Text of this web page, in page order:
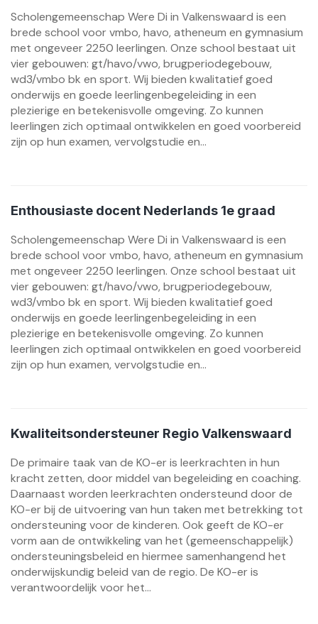
Scholengemeenschap Were Di in Valkenswaard is een
brede school voor vmbo, havo, atheneum en gymnasium
met ongeveer 2250 leerlingen. Onze school bestaat uit
vier gebouwen: gt/havo/vwo, brugperiodegebouw,
wd3/vmbo bk en sport. Wij bieden kwalitatief goed
onderwijs en goede leerlingenbegeleiding in een
plezierige en betekenisvolle omgeving. Zo kunnen
leerlingen zich optimaal ontwikkelen en goed voorbereid
zijn op hun examen, vervolgstudie en...
Enthousiaste docent Nederlands 1e graad
Scholengemeenschap Were Di in Valkenswaard is een
brede school voor vmbo, havo, atheneum en gymnasium
met ongeveer 2250 leerlingen. Onze school bestaat uit
vier gebouwen: gt/havo/vwo, brugperiodegebouw,
wd3/vmbo bk en sport. Wij bieden kwalitatief goed
onderwijs en goede leerlingenbegeleiding in een
plezierige en betekenisvolle omgeving. Zo kunnen
leerlingen zich optimaal ontwikkelen en goed voorbereid
zijn op hun examen, vervolgstudie en...
Kwaliteitsondersteuner Regio Valkenswaard
De primaire taak van de KO-er is leerkrachten in hun
kracht zetten, door middel van begeleiding en coaching.
Daarnaast worden leerkrachten ondersteund door de
KO-er bij de uitvoering van hun taken met betrekking tot
ondersteuning voor de kinderen. Ook geeft de KO-er
vorm aan de ontwikkeling van het (gemeenschappelijk)
ondersteuningsbeleid en hiermee samenhangend het
onderwijskundig beleid van de regio. De KO-er is
verantwoordelijk voor het...